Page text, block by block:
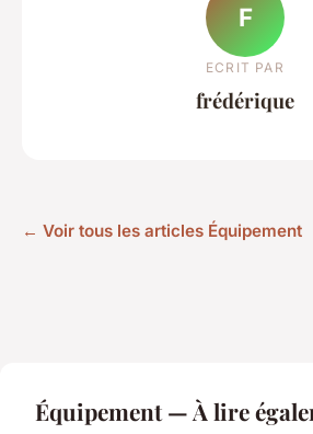
F
ECRIT PAR
frédérique
← Voir tous les articles Équipement
Équipement — À lire